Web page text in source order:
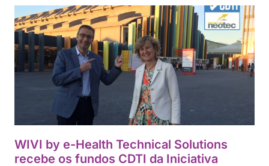
WIVI by e-Health Technical Solutions
recebe os fundos CDTI da Iniciativa